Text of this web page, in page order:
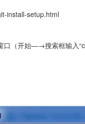
install-setup.html
（开始—→搜索框输入